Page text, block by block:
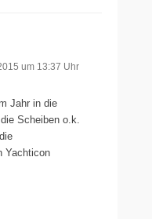
um 13:37 Uhr
Jahr in die
Scheiben o.k.
Yachticon